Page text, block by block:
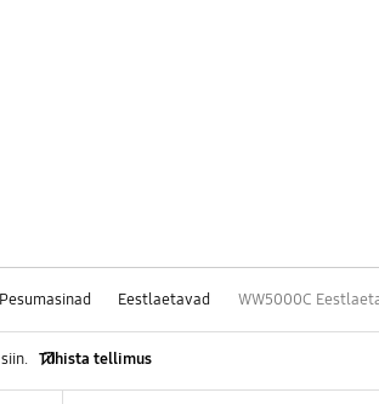
Pesumasinad Eestlaetavad WW5000C
Tühista tellimus